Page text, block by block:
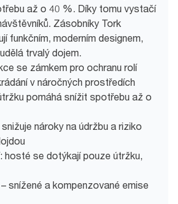
až o 40 %. Díky tomu vystačí
Zásobníky Tork
funkčním, moderním designem,
trvalý dojem.
se zámkem pro ochranu rolí
v náročných prostředích
pomáhá snížit spotřebu až o
nároky na údržbu a riziko
hosté se dotýkají pouze útržku,
snížené a kompenzované emise